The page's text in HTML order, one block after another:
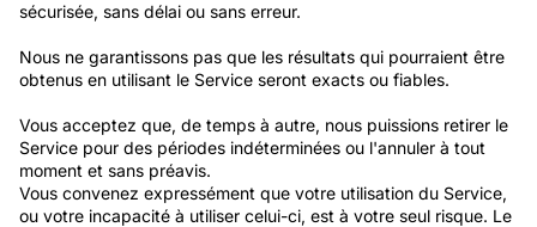
sécurisée, sans délai ou sans erreur.
Nous ne garantissons pas que les résultats qui pourraient être
obtenus en utilisant le Service seront exacts ou fiables.
Vous acceptez que, de temps à autre, nous puissions retirer le
Service pour des périodes indéterminées ou l'annuler à tout
moment et sans préavis.
Vous convenez expressément que votre utilisation du Service,
ou votre incapacité à utiliser celui-ci, est à votre seul risque. Le